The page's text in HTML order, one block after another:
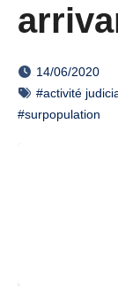
14/06/2020
#activité
#surpopulation